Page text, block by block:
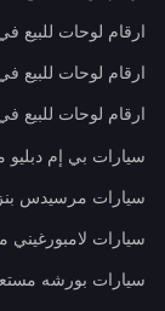
ارقام لوحات للبيع
ارقام لوحات للبيع
ارقام لوحات للبيع
سيارات بي إم دبليو
سيارات مرسيدس بنز
سيارات لامبورغيني
سيارات بورشه